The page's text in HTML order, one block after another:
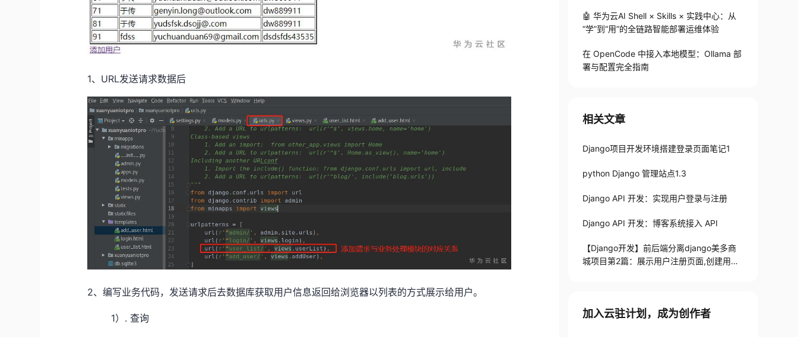
1、URL发送请求数据后
2、编写业务代码，发送请求后去数据库获取用户信息返回给浏览器以列表的方式展示给用户。
1）. 查询
🤖 华为云AI Shell × Skills × 实践中心：从
“学”到“用”的全链路智能部署运维体验
在 OpenCode 中接入本地模型：Ollama 部
署与配置完全指南
相关文章
Django项目开发环境搭建登录页面笔记1
python Django 管理站点1.3
Django API 开发：实现用户登录与注册
Django API 开发：博客系统接入 API
【Django开发】前后端分离django美多商
城项目第2篇：展示用户注册页面,创建用户
加入云驻计划，成为创作者